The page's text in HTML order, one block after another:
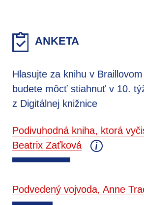
ANKETA
Hlasujte za knihu v
budete môcť stiahnuť v 10.
z Digitálnej knižnice
Podivuhodná kniha, ktorá
Beatrix Zaťková
Podvedený vojvoda, Anne